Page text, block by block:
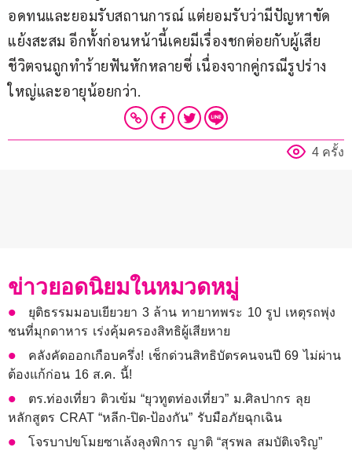
อดทนและยอมรับสถานการณ์ แต่ยอมรับว่ามีปัญหาขัด
แย้งสะสม อีกทั้งก่อนหน้านี้เคยมีเรื่องชกต่อยกับผู้เสีย
ชีวิตจนถูกทำร้ายฟันหักหลายซี่ เนื่องจากคู่กรณีรูปร่าง
ใหญ่และอายุน้อยกว่า.
4 ครั้ง
ข่าวยอดนิยมในหมวดหมู่
ยุติธรรมมอบเยียวยา 3 ล้าน ทายาทพระ 10 รูป เหตุรถพุ่ง
ชนที่มุกดาหาร เร่งคุ้มครองสิทธิผู้เสียหาย
คลังคัดออกเกือบครึ่ง! เช็กด่วนสิทธิบัตรคนจนปี 69 ไม่ผ่าน
ต้องแก้ก่อน 16 ส.ค. นี้!
ตร.ท่องเที่ยว ติวเข้ม “ยุวทูตท่องเที่ยว” ม.ศิลปากร ลุย
หลักสูตร CRAT “หลีก-ปิด-ป้องกัน” รับมือภัยฉุกเฉิน
โจรบาปขโมยซาเล้งลุงพิการ ญาติ “สุรพล สมบัติเจริญ”